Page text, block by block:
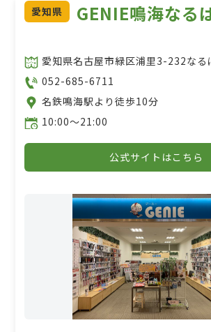
愛知県 GENIE鳴海なる
愛知県名古屋市緑区浦里3-232なる
052-685-6711
名鉄鳴海駅より徒歩10分
10:00〜21:00
公式サイトはこちら